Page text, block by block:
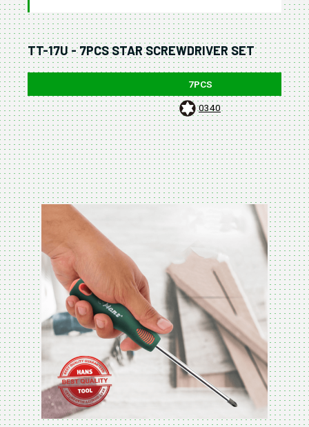
TT-17U - 7PCS STAR SCREWDRIVER SET
7PCS
0340